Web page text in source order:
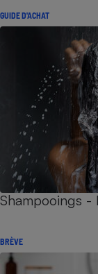
GUIDE D'ACHAT
Shampooings -
BRÈVE